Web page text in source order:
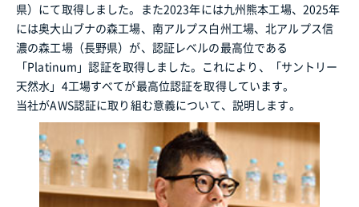
県）にて取得しました。また2023年には九州熊本工場、2025年
には奥大山ブナの森工場、南アルプス白州工場、北アルプス信
濃の森工場（長野県）が、認証レベルの最高位である
「Platinum」認証を取得しました。これにより、「サントリー
天然水」4工場すべてが最高位認証を取得しています。
当社がAWS認証に取り組む意義について、説明します。